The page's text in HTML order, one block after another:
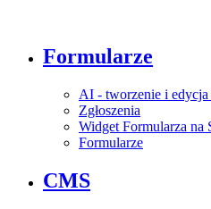
Formularze
AI - tworzenie i
Zgłoszenia
Widget Formularza na
Formularze
CMS